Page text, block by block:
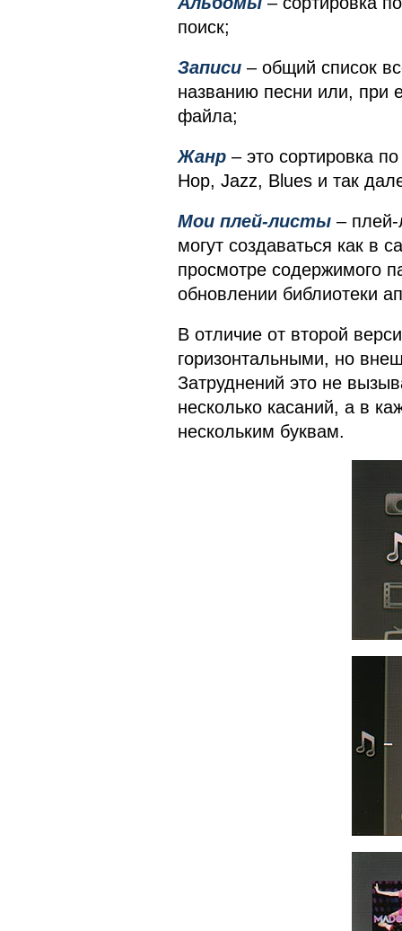
поиск;
Записи – общий список
названию песни или, при
файла;
Жанр – это сортировка
Hop, Jazz, Blues и так
Мои плей-листы –
могут создаваться как в
просмотре содержимого
обновлении библиотеки
В отличие от второй
горизонтальными, но
Затруднений это не
несколько касаний, а в
нескольким буквам.